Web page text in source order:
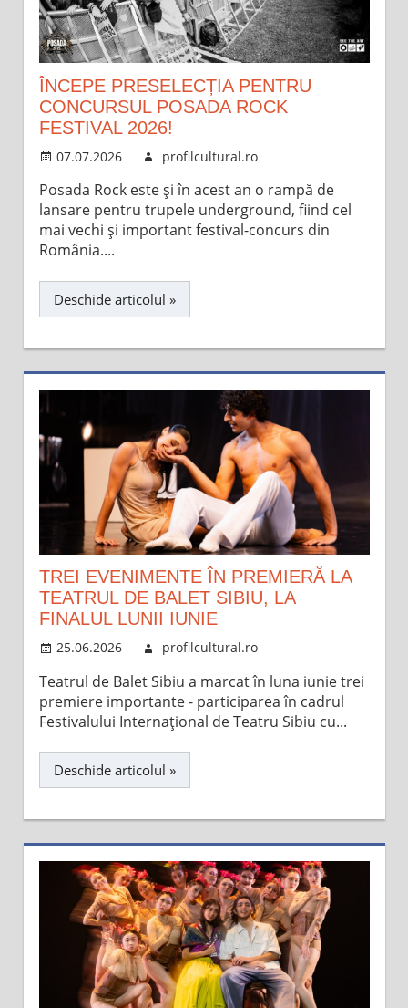
ÎNCEPE PRESELECȚIA PENTRU
CONCURSUL POSADA ROCK
FESTIVAL 2026!
07.07.2026 profilcultural.ro
Posada Rock este și în acest an o rampă de
lansare pentru trupele underground, fiind cel
mai vechi și important festival-concurs din
România....
Deschide articolul »
TREI EVENIMENTE ÎN PREMIERĂ LA
TEATRUL DE BALET SIBIU, LA
FINALUL LUNII IUNIE
25.06.2026 profilcultural.ro
Teatrul de Balet Sibiu a marcat în luna iunie trei
premiere importante - participarea în cadrul
Festivalului Internațional de Teatru Sibiu cu...
Deschide articolul »